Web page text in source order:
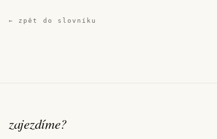
← zpět do slovníku
zajezdíme?